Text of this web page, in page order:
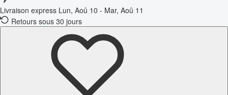
Livraison express Lun, Aoû 10 - Mar, Aoû 11
Retours sous 30 jours